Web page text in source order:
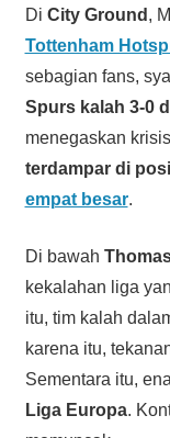
Di City Ground ,
Tottenham
sebagian fans,
Spurs kalah 3-0
menegaskan
terdampar di
empat besar.
Di bawah
kekalahan liga
itu, tim kalah
karena itu,
Sementara itu,
Liga Europa.